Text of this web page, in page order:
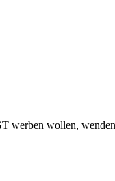
werben wollen,